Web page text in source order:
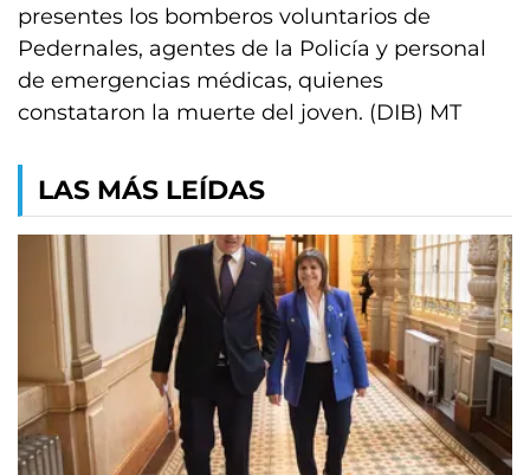
presentes los bomberos voluntarios de
Pedernales, agentes de la Policía y personal
de emergencias médicas, quienes
constataron la muerte del joven. (DIB) MT
LAS MÁS LEÍDAS